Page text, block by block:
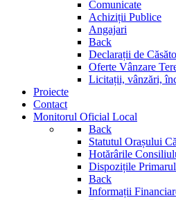
Comunicate
Achiziții Publice
Angajari
Back
Declarații de
Oferte Vânzare
Licitații, vânzări,
Proiecte
Contact
Monitorul Oficial Local
Back
Statutul Orașului
Hotărârile
Dispozițile
Back
Informații